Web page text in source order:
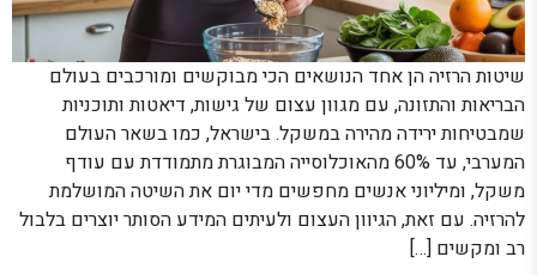
שיטות הרזיה הן אחד הנושאים הכי מבוקשים ומורכבים בעולם
הבריאות והתזונה, עם מגוון עצום של גישות, דיאטות ותוכניות
שמבטיחות ירידה מהירה במשקל. בישראל, כמו בשאר העולם
המערבי, עד 60% מהאוכלוסייה המבוגרת מתמודדת עם עודף
משקל, ומיליוני אנשים מחפשים מדי יום את השיטה המושלמת
להרזיה. עם זאת, הגיוון העצום ולעיתים המידע הסותר יוצרים בלבול
רב ומקשים […]